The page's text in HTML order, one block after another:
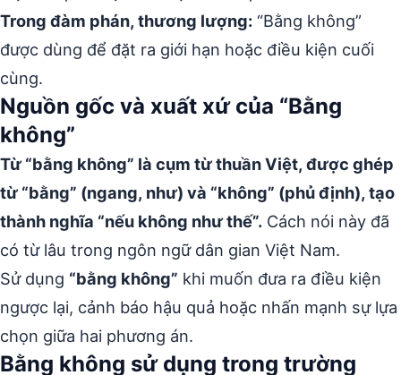
Trong đàm phán, thương lượng: “Bằng không”
được dùng để đặt ra giới hạn hoặc điều kiện cuối
cùng.
Nguồn gốc và xuất xứ của “Bằng
không”
Từ “bằng không” là cụm từ thuần Việt, được ghép
từ “bằng” (ngang, như) và “không” (phủ định), tạo
thành nghĩa “nếu không như thế”. Cách nói này đã
có từ lâu trong ngôn ngữ dân gian Việt Nam.
Sử dụng “bằng không” khi muốn đưa ra điều kiện
ngược lại, cảnh báo hậu quả hoặc nhấn mạnh sự lựa
chọn giữa hai phương án.
Bằng không sử dụng trong trường